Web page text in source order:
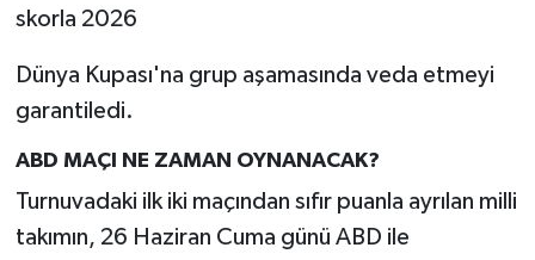
skorla 2026
Dünya Kupası'na grup aşamasında veda etmeyi
garantiledi.
ABD MAÇI NE ZAMAN OYNANACAK?
Turnuvadaki ilk iki maçından sıfır puanla ayrılan milli
takımın, 26 Haziran Cuma günü ABD ile